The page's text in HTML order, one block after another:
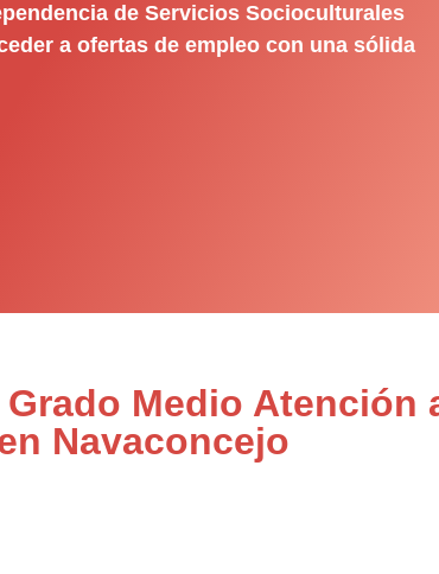
de Servicios Socioculturales
a ofertas de empleo con una sólida
Medio Atención
Navaconcejo